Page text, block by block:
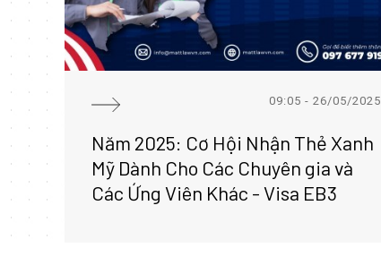
09:05 - 26/05/2025
Năm 2025: Cơ Hội Nhận Thẻ Xanh
Mỹ Dành Cho Các Chuyên gia và
Các Ứng Viên Khác - Visa EB3